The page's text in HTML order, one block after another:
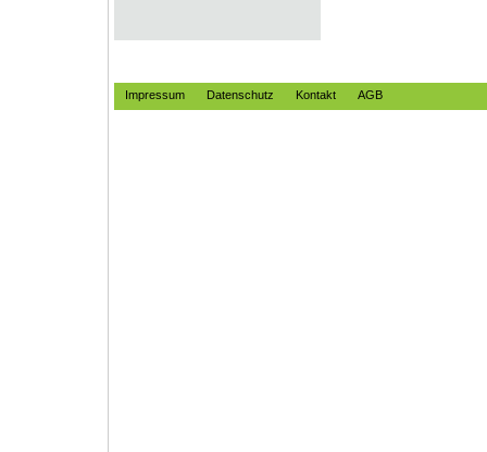
Impressum Datenschutz Kontakt AGB